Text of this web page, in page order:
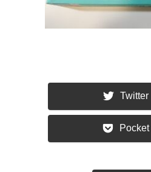
Twitter
Pocket